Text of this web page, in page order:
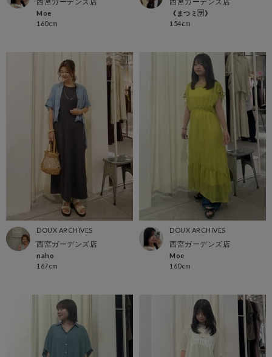
Moe
160cm
《まつミ🈂️》
154cm
DOUX ARCHIVES
西宮ガーデンズ店
naho
167cm
DOUX ARCHIVES
西宮ガーデンズ店
Moe
160cm